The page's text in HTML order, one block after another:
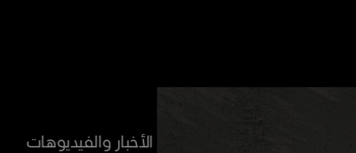
الأخبار والفيديوهات